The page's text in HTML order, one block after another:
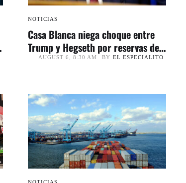
NOTICIAS
Casa Blanca niega choque entre
Trump y Hegseth por reservas de
municiones
AUGUST 6, 8:30 AM BY EL ESPECIALITO